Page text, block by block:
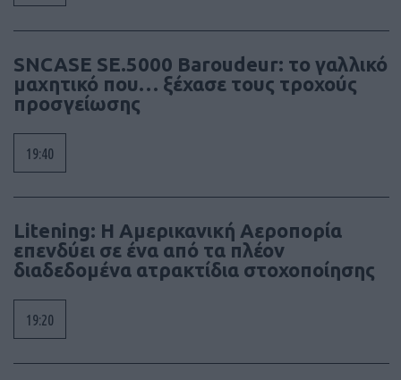
SNCASE SE.5000 Baroudeur: το γαλλικό
μαχητικό που… ξέχασε τους τροχούς
προσγείωσης
19:40
Litening: Η Αμερικανική Αεροπορία
επενδύει σε ένα από τα πλέον
διαδεδομένα ατρακτίδια στοχοποίησης
19:20